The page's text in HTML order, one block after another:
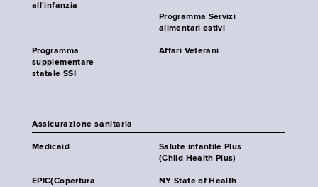
all'infanzia
Programma Servizi
alimentari estivi
Programma
supplementare
statale SSI
Affari Veterani
Assicurazione sanitaria
Medicaid
Salute infantile Plus
(Child Health Plus)
EPIC(Copertura
NY State of Health